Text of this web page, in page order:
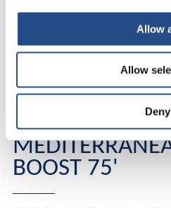
Allow
Allow
Deny
BOOST 75'